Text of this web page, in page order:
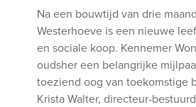
Na een bouwtijd van drie
Westerhoeve is een nieuwe
en sociale koop. Kennemer
oudsher een belangrijke
toeziend oog van toekomstige
Krista Walter, directeur-